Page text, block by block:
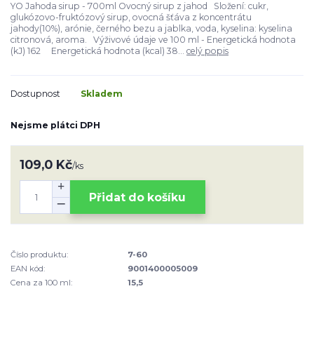
YO Jahoda sirup - 700ml Ovocný sirup z jahod Složení: cukr,
glukózovo-fruktózový sirup, ovocná šťáva z koncentrátu
jahody(10%), arónie, černého bezu a jablka, voda, kyselina: kyselina
citronová, aroma. Výživové údaje ve 100 ml - Energetická hodnota
(kJ) 162 Energetická hodnota (kcal) 38... celý popis
Dostupnost Skladem
Nejsme plátci DPH
109,0 Kč/ks
Přidat do košíku
Číslo produktu:
7-60
EAN kód:
9001400005009
Cena za 100 ml:
15,5